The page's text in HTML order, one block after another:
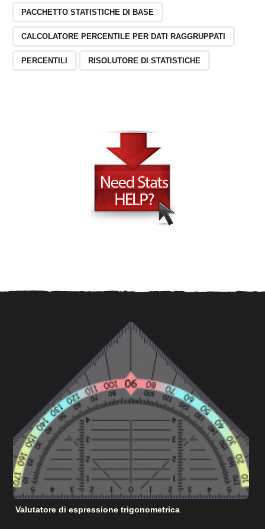
PACCHETTO STATISTICHE DI BASE
CALCOLATORE PERCENTILE PER DATI RAGGRUPPATI
PERCENTILI RISOLUTORE DI STATISTICHE
Valutatore di espressione trigonometrica